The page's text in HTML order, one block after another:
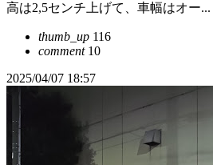
高は2,5センチ上げて、車幅はオー...
thumb_up 116
comment10
2025/04/07 18:57